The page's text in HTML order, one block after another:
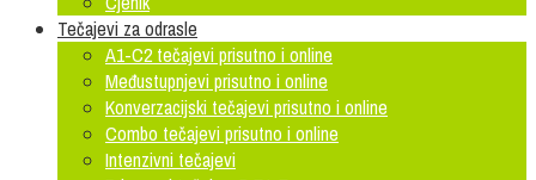
Tečajevi za odrasle
A1-C2 tečajevi prisutno i online
Međustupnjevi prisutno i online
Konverzacijski tečajevi prisutno i online
Combo tečajevi prisutno i online
Intenzivni tečajevi